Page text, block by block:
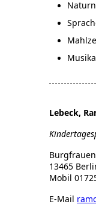
Lebeck,
13465
Mobil
E-Mail